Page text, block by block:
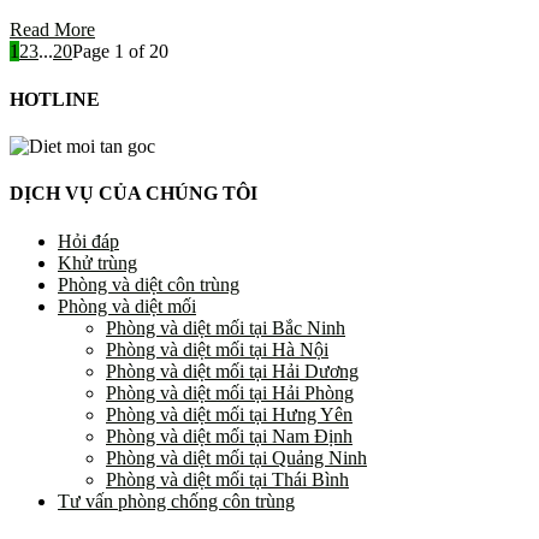
Read More
123...20Page 1 of 20
HOTLINE
DỊCH VỤ CỦA CHÚNG TÔI
Hỏi đáp
Khử trùng
Phòng và diệt côn trùng
Phòng và diệt mối
Phòng và diệt mối tại Bắc Ninh
Phòng và diệt mối tại Hà Nội
Phòng và diệt mối tại Hải Dương
Phòng và diệt mối tại Hải Phòng
Phòng và diệt mối tại Hưng Yên
Phòng và diệt mối tại Nam Định
Phòng và diệt mối tại Quảng Ninh
Phòng và diệt mối tại Thái Bình
Tư vấn phòng chống côn trùng